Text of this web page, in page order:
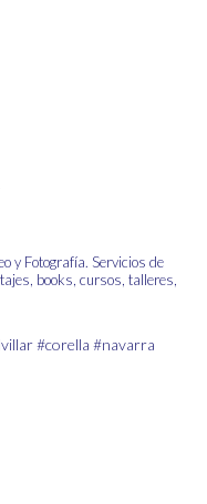
y Fotografía. Servicios de
books, cursos, talleres,